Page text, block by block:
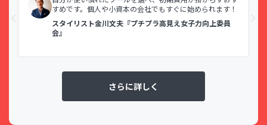
すめです。個人や小資本の会社でもすぐに始められます！
スタイリスト金川文夫『プチプラ高見え女子力向上委員
会』
さらに詳しく